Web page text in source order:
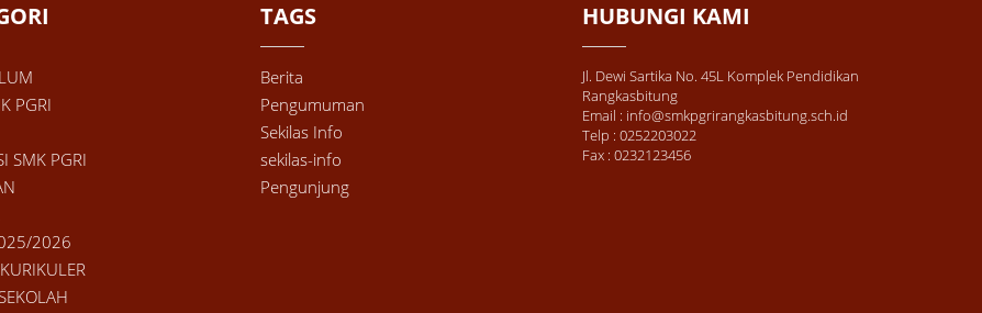
PGRI
SMK PGRI
2026
TAGS
Berita
Pengumuman
Sekilas Info
sekilas-info
Pengunjung
HUBUNGI KAMI
Jl. Dewi Sartika No. 45L Komplek Pendidikan
Rangkasbitung
Email : info@smkpgrirangkasbitung.sch.id
Telp : 0252203022
Fax : 0232123456